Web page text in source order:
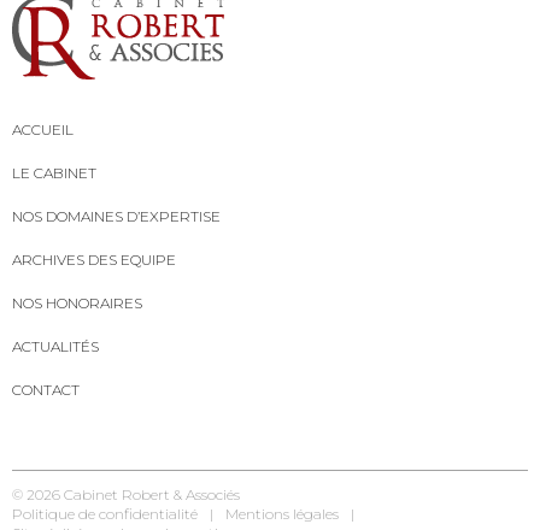
ACCUEIL
LE CABINET
NOS DOMAINES D’EXPERTISE
ARCHIVES DES EQUIPE
NOS HONORAIRES
ACTUALITÉS
CONTACT
© 2026 Cabinet Robert & Associés
Politique de confidentialité
Mentions légales